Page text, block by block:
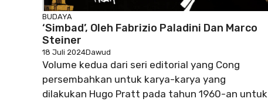
BUDAYA
‘Simbad’, Oleh Fabrizio Paladini Dan Marco
Steiner
18 Juli 2024Dawud
Volume kedua dari seri editorial yang Cong
persembahkan untuk karya-karya yang
dilakukan Hugo Pratt pada tahun 1960-an untuk